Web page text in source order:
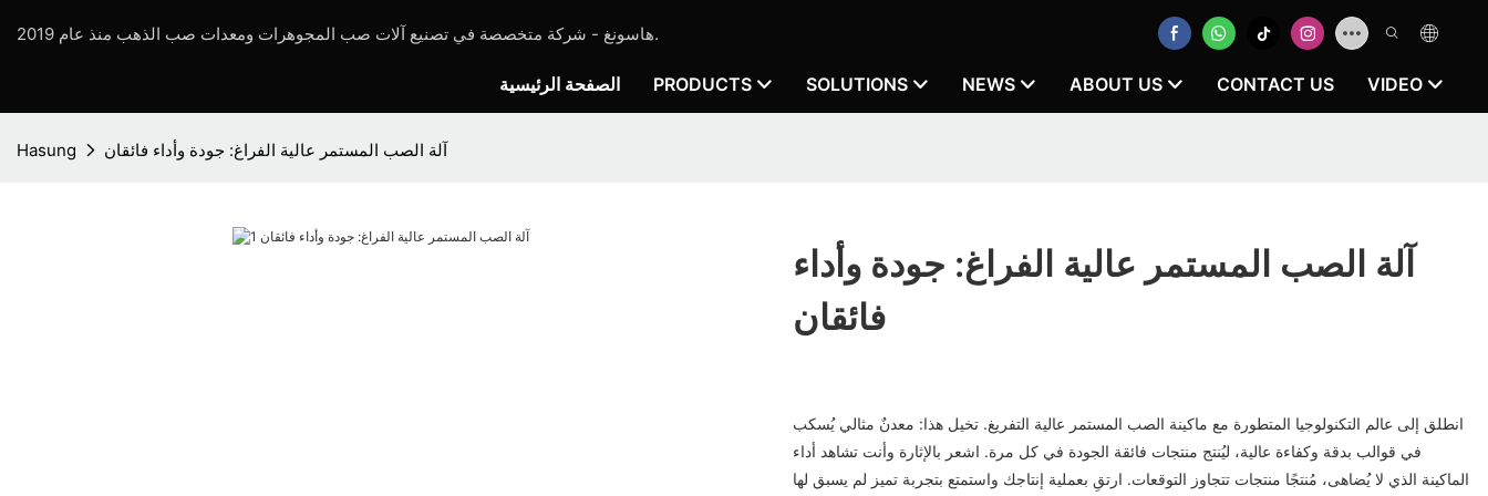
هاسونغ - شركة متخصصة في تصنيع آلات صب المجوهرات ومعدات صب الذهب منذ عام 2019.
الصفحة الرئيسية PRODUCTS SOLUTIONS NEWS ABOUT US CONTACT US VIDEO
Hasung آلة الصب المستمر عالية الفراغ: جودة وأداء فائقان
آلة الصب المستمر عالية الفراغ: جودة وأداء
فائقان
انطلق إلى عالم التكنولوجيا المتطورة مع ماكينة الصب المستمر عالية التفريغ. تخيل هذا: معدنٌ مثالي يُسكب
في قوالب بدقة وكفاءة عالية، ليُنتج منتجات فائقة الجودة في كل مرة. اشعر بالإثارة وأنت تشاهد أداء
الماكينة الذي لا يُضاهى، مُنتجًا منتجات تتجاوز التوقعات. ارتقِ بعملية إنتاجك واستمتع بتجربة تميز لم يسبق لها